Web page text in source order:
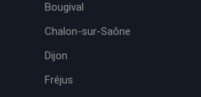
Bougival
Chalon-sur-Saône
Dijon
Fréjus